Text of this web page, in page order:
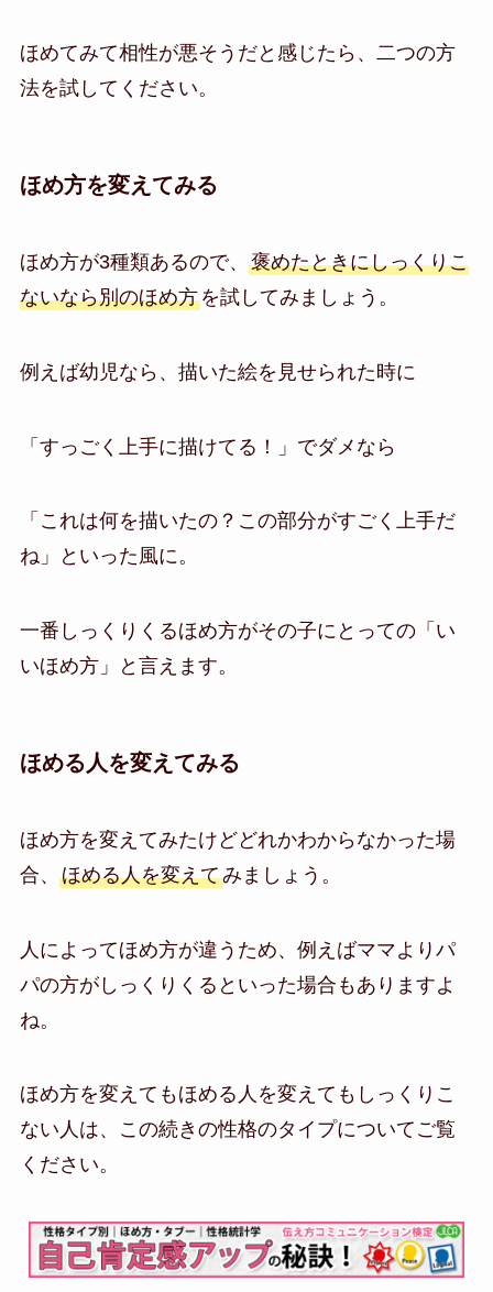
ほめてみて相性が悪そうだと感じたら、二つの方
法を試してください。
ほめ方を変えてみる
ほめ方が3種類あるので、 褒めたときにしっくりこ
ないなら別のほめ方を試してみましょう。
例えば幼児なら、描いた絵を見せられた時に
「すっごく上手に描けてる！」でダメなら
「これは何を描いたの？この部分がすごく上手だ
ね」といった風に。
一番しっくりくるほめ方がその子にとっての「い
いほめ方」と言えます。
ほめる人を変えてみる
ほめ方を変えてみたけどどれかわからなかった場
合、 ほめる人を変えてみましょう。
人によってほめ方が違うため、例えばママよりパ
パの方がしっくりくるといった場合もありますよ
ね。
ほめ方を変えてもほめる人を変えてもしっくりこ
ない人は、この続きの性格のタイプについてご覧
ください。